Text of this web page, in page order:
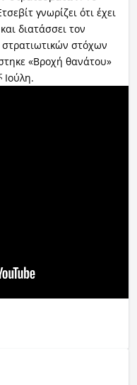
γνωρίζει ότι έχει
διατάσσει τον
στόχων
«Βροχή θανάτου»
Ιούλη.